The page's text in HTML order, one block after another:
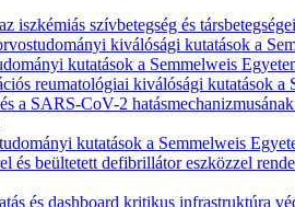
szívbetegség és
kiválósági kutatások a
kutatások a Semmelweis
reumatológiai kiválósági kutatások a
SARS-CoV-2
kutatások a Semmelweis
beültetett defibrillátor eszközzel
és dashboard kritikus infrastruktúra